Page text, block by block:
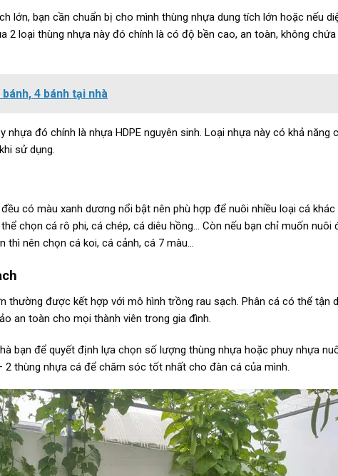
lớn, bạn cần chuẩn bị cho mình thùng nhựa dung tích lớn hoặc nếu
2 loại thùng nhựa này đó chính là có độ bền cao, an toàn, không
4 bánh tại nhà
nhựa đó chính là nhựa HDPE nguyên sinh. Loại nhựa này có khả
sử dụng.
có màu xanh dương nổi bật nên phù hợp để nuôi nhiều loại cá
chọn cá rô phi, cá chép, cá diêu hồng… Còn nếu bạn chỉ muốn nuôi
thì nên chọn cá koi, cá cảnh, cá 7 màu…
thường được kết hợp với mô hình trồng rau sạch. Phân cá có thể tận
an toàn cho mọi thành viên trong gia đình.
bạn để quyết định lựa chọn số lượng thùng nhựa hoặc phuy nhựa
thùng nhựa cá để chăm sóc tốt nhất cho đàn cá của mình.